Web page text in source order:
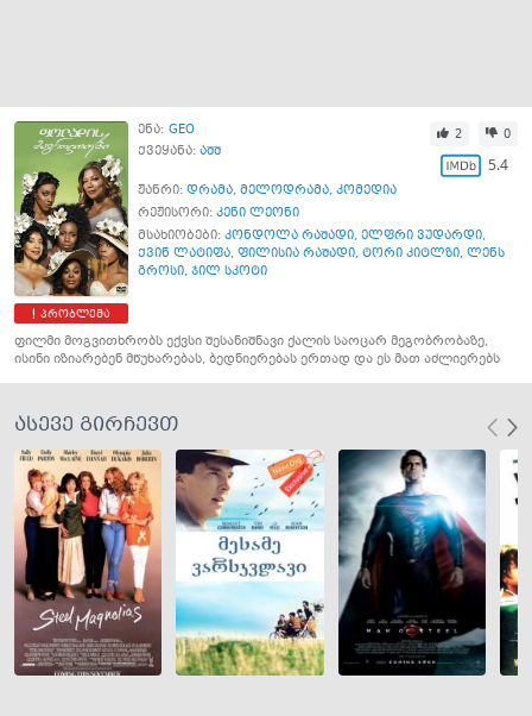
პრობლემა
ენა: GEO
ქვეყანა: აშშ
2 0
5.4
ჟანრი: დრამა, მელოდრამა, კომედია
რეჟისორი: კენი ლეონი
მსახიობები: კონდოლა რაშადი, ელფრი ვუდარდი,
ქვინ ლატიფა, ფილისია რაშადი, ტორი კიტლზი, ლენს
გროსი, ჯილ სკოტი
ფილმი მოგვითხრობს ექვსი შესანიშნავი ქალის საოცარ მეგობრობაზე,
ისინი იზიარებენ მწუხარებას, ბედნიერებას ერთად და ეს მათ აძლიერებს
ასევე გირჩევთ